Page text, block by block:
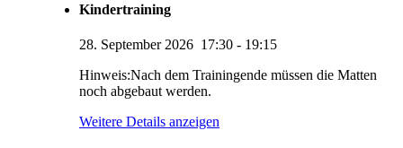
Kindertraining
28. September 2026 17:30 - 19:15
Hinweis:Nach dem Trainingende müssen die Matten
noch abgebaut werden.
Weitere Details anzeigen